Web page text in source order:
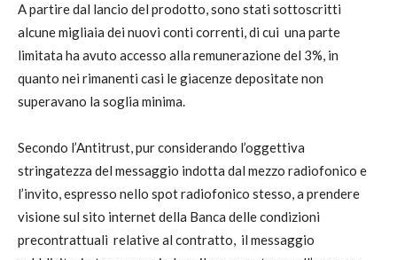
A partire dal lancio del prodotto, sono stati sottoscritti
alcune migliaia dei nuovi conti correnti, di cui una parte
limitata ha avuto accesso alla remunerazione del 3%, in
quanto nei rimanenti casi le giacenze depositate non
superavano la soglia minima.
Secondo l’Antitrust, pur considerando l’oggettiva
stringatezza del messaggio indotta dal mezzo radiofonico e
l’invito, espresso nello spot radiofonico stesso, a prendere
visione sul sito internet della Banca delle condizioni
precontrattuali relative al contratto, il messaggio